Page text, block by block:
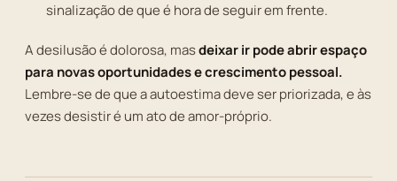
sinalização de que é hora de seguir em frente.
A desilusão é dolorosa, masdeixar ir pode abrir espaço
para novas oportunidades e crescimento pessoal.
Lembre-se de que a autoestima deve ser priorizada, e às
vezes desistir é um ato de amor-próprio.